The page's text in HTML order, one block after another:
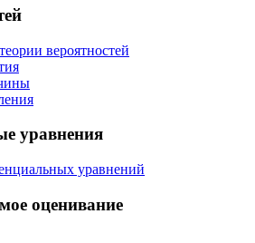
вероятностей
уравнения
уравнений
оценивание